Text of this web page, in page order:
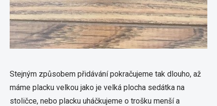
Stejným způsobem přidávání pokračujeme tak dlouho, až
máme placku velkou jako je velká plocha sedátka na
stoličce, nebo placku uháčkujeme o trošku menší a